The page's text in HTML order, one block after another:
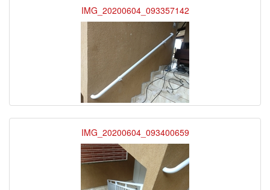
IMG_20200604_093357142
IMG_20200604_093400659